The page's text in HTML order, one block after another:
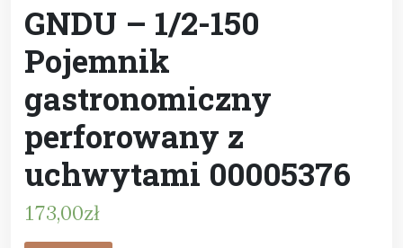
GNDU – 1/2-150
Pojemnik
gastronomiczny
perforowany z
uchwytami 00005376
173,00zł